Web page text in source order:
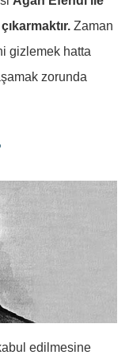
Zaman
gizlemek hatta
zorunda
edilmesine